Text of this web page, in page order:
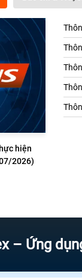
hiện
2026)
dụng